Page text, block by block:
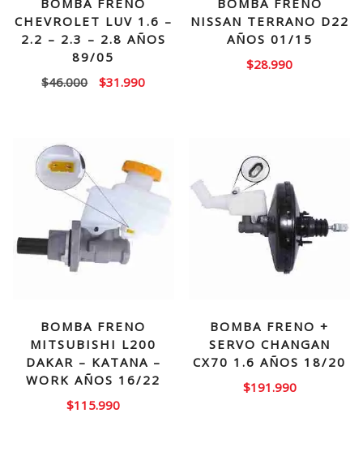
BOMBA FRENO
CHEVROLET LUV 1.6 –
2.2 – 2.3 – 2.8 AÑOS
89/05
$46.000
El
$46.000.
$31.990El
$31.990.
BOMBA FRENO
NISSAN TERRANO D22
AÑOS 01/15
$28.990
BOMBA FRENO
MITSUBISHI L200
DAKAR – KATANA –
WORK AÑOS 16/22
$115.990
BOMBA FRENO +
SERVO CHANGAN
CX70 1.6 AÑOS 18/20
$191.990